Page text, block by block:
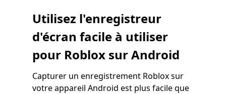
Utilisez l'enregistreur
d'écran facile à utiliser
pour Roblox sur Android
Capturer un enregistrement Roblox sur
votre appareil Android est plus facile que